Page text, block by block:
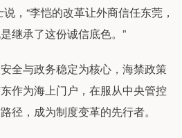
，“李恺的改革让外商信任东莞，
继承了这份诚信底色。”
全与政务稳定为核心，海禁政策
作为海上门户，在服从中央管控
径，成为制度变革的先行者。